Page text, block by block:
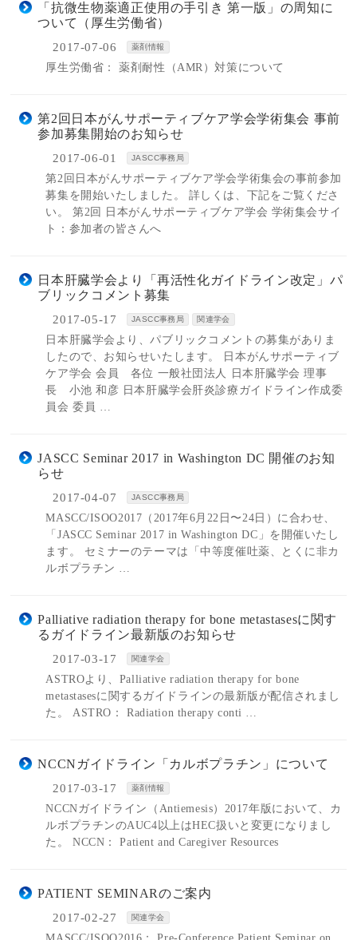
「抗微生物薬適正使用の手引き 第一版」の周知に
ついて（厚生労働省）
2017-07-06 薬剤情報
厚生労働省： 薬剤耐性（AMR）対策について
第2回日本がんサポーティブケア学会学術集会 事前
参加募集開始のお知らせ
2017-06-01 JASCC事務局
第2回日本がんサポーティブケア学会学術集会の事前参加
募集を開始いたしました。 詳しくは、下記をご覧くださ
い。 第2回 日本がんサポーティブケア学会 学術集会サイ
ト：参加者の皆さんへ
日本肝臓学会より「再活性化ガイドライン改定」パ
ブリックコメント募集
2017-05-17 JASCC事務局 関連学会
日本肝臓学会より、パブリックコメントの募集がありま
したので、お知らせいたします。 日本がんサポーティブ
ケア学会 会員 各位 一般社団法人 日本肝臓学会 理事
長 小池 和彦 日本肝臓学会肝炎診療ガイドライン作成委
員会 委員 …
JASCC Seminar 2017 in Washington DC 開催のお知
らせ
2017-04-07 JASCC事務局
MASCC/ISOO2017（2017年6月22日〜24日）に合わせ、
「JASCC Seminar 2017 in Washington DC」を開催いたし
ます。 セミナーのテーマは「中等度催吐薬、とくに非カ
ルボプラチン …
Palliative radiation therapy for bone metastasesに関す
るガイドライン最新版のお知らせ
2017-03-17 関連学会
ASTROより、Palliative radiation therapy for bone
metastasesに関するガイドラインの最新版が配信されまし
た。 ASTRO： Radiation therapy conti …
NCCNガイドライン「カルボプラチン」について
2017-03-17 薬剤情報
NCCNガイドライン（Antiemesis）2017年版において、カ
ルボプラチンのAUC4以上はHEC扱いと変更になりまし
た。 NCCN： Patient and Caregiver Resources
PATIENT SEMINARのご案内
2017-02-27 関連学会